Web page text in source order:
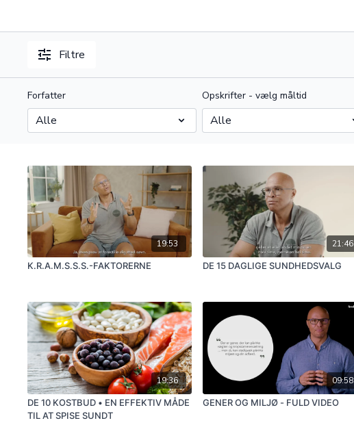
Filtre
Forfatter Opskrifter - vælg måltid
19:53
K.R.A.M.S.S.S.-FAKTORERNE
21:46
DE 15 DAGLIGE SUNDHEDSVALG
19:36
DE 10 KOSTBUD • EN EFFEKTIV MÅDE
TIL AT SPISE SUNDT
09:58
GENER OG MILJØ - FULD VIDEO